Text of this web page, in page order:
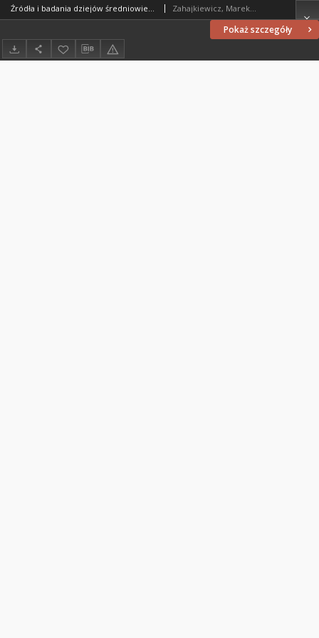
Pokaż szczegóły
Źródła i badania dziejów średniowiecznej liturgii w Polsce Zahajkiewicz, Marek Tomasz (1934-2015)